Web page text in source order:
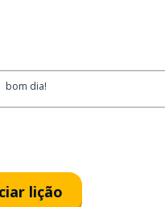
bom dia!
lição